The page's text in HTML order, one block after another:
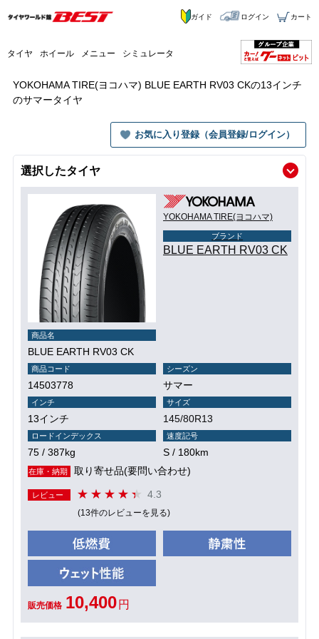
タイヤ ホイール メニュー シミュレータ
ガイド ログイン カート
YOKOHAMA TIRE(ヨコハマ) BLUE EARTH RV03 CKの13インチ
のサマータイヤ
お気に入り登録（会員登録/ログイン）
選択したタイヤ
YOKOHAMA TIRE(ヨコハマ)
ブランド
BLUE EARTH RV03 CK
商品名
BLUE EARTH RV03 CK
商品コード
14503778
シーズン
サマー
インチ
13インチ
サイズ
145/80R13
ロードインデックス
75 / 387kg
速度記号
S / 180km
在庫・納期 取り寄せ品(要問い合わせ)
レビュー 4.3
(13件のレビューを見る)
販売価格 10,400 円